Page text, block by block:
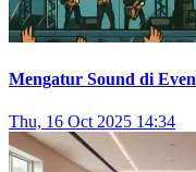
Mengatur Sound di
Thu, 16 Oct 2025 14:34